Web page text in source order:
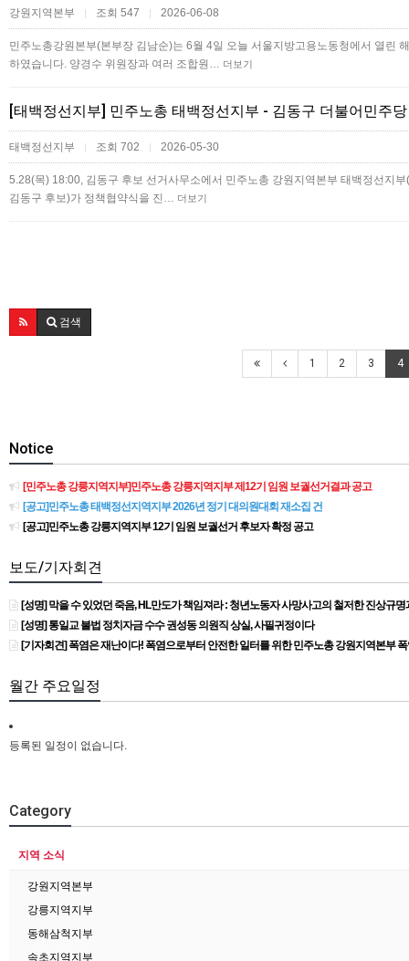
강원지역본부 | 조회 547 | 2026-06-08
민주노총강원본부(본부장 김남순)는 6월 4일 오늘 서울지방고용노동청에서 열린
하였습니다. 양경수 위원장과 여러 조합원… 더보기
[태백정선지부] 민주노총 태백정선지부 - 김동구 더불어민주
태백정선지부 | 조회 702 | 2026-05-30
5.28(목) 18:00, 김동구 후보 선거사무소에서 민주노총 강원지역본부 태백정선지
김동구 후보)가 정책협약식을 진… 더보기
검색
1 2 3 4
Notice
[민주노총 강릉지역지부]민주노총 강릉지역지부 제12기 임원 보궐선거결과 공고
[공고]민주노총 태백정선지역지부 2026년 정기 대의원대회 재소집 건
[공고]민주노총 강릉지역지부 12기 임원 보궐선거 후보자 확정 공고
보도/기자회견
[성명] 막을 수 있었던 죽음, HL만도가 책임져라 : 청년노동자 사망사고의 철저한 진상규
[성명] 통일교 불법 정치자금 수수 권성동 의원직 상실, 사필귀정이다
[기자회견] 폭염은 재난이다! 폭염으로부터 안전한 일터를 위한 민주노총 강원지역본부
월간 주요일정
등록된 일정이 없습니다.
Category
지역 소식
강원지역본부
강릉지역지부
동해삼척지부
속초지역지부